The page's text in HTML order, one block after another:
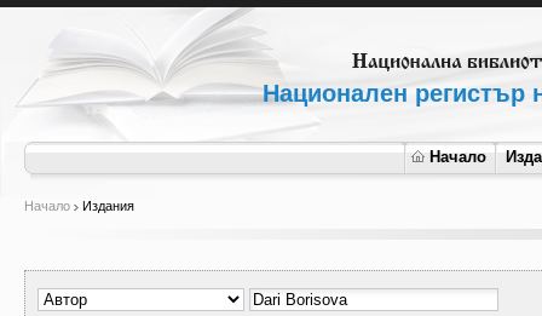
Национален регистър
Начало
Начало Издания